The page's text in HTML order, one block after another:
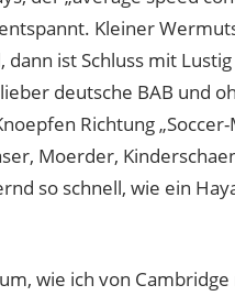
Kleiner
dann ist Schluss mit
deutsche BAB und
Richtung
Moerder,
so schnell, wie ein
wie ich von